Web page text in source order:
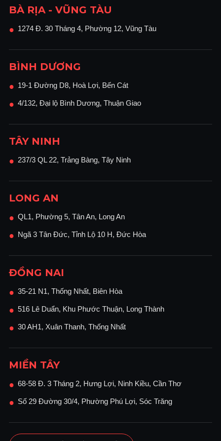
BÀ RỊA - VŨNG TÀU
● 1274 Đ. 30 Tháng 4, Phường 12, Vũng Tàu
BÌNH DƯƠNG
● 19-1 Đường D8, Hoà Lợi, Bến Cát
● 4/132, Đại lộ Bình Dương, Thuận Giao
TÂY NINH
● 237/3 QL 22, Trảng Bàng, Tây Ninh
LONG AN
● QL1, Phường 5, Tân An, Long An
● Ngã 3 Tân Đức, Tỉnh Lộ 10 H, Đức Hòa
ĐỒNG NAI
● 35-21 N1, Thống Nhất, Biên Hòa
● 516 Lê Duẩn, Khu Phước Thuận, Long Thành
● 30 AH1, Xuân Thanh, Thống Nhất
MIỀN TÂY
● 68-58 Đ. 3 Tháng 2, Hưng Lợi, Ninh Kiều, Cần Thơ
● Số 29 Đường 30/4, Phường Phú Lợi, Sóc Trăng